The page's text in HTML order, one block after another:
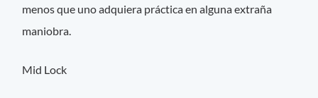
menos que uno adquiera práctica en alguna extraña
maniobra.
Mid Lock